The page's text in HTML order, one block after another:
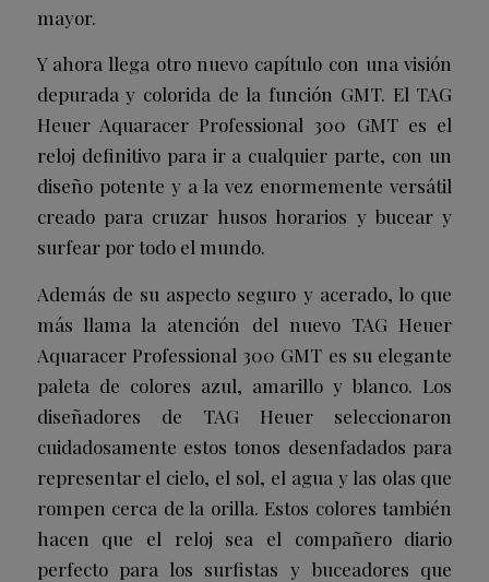
mayor.
Y ahora llega otro nuevo capítulo con una visión
depurada y colorida de la función GMT. El TAG
Heuer Aquaracer Professional 300 GMT es el
reloj definitivo para ir a cualquier parte, con un
diseño potente y a la vez enormemente versátil
creado para cruzar husos horarios y bucear y
surfear por todo el mundo.
Además de su aspecto seguro y acerado, lo que
más llama la atención del nuevo TAG Heuer
Aquaracer Professional 300 GMT es su elegante
paleta de colores azul, amarillo y blanco. Los
diseñadores de TAG Heuer seleccionaron
cuidadosamente estos tonos desenfadados para
representar el cielo, el sol, el agua y las olas que
rompen cerca de la orilla. Estos colores también
hacen que el reloj sea el compañero diario
perfecto para los surfistas y buceadores que